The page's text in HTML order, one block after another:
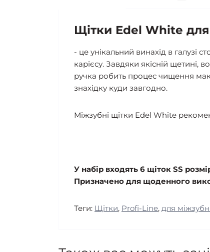
Щітки Edel White
- це унікальний винахід в галузі
карієсу. Завдяки якісній щетині,
ручка робить процес чищення
знахідку куди завгодно.
Міжзубні щітки Edel White
У набір входять 6 щіток SS
Призначено для щоденного
Теги: Щітки, Profi-Line, для